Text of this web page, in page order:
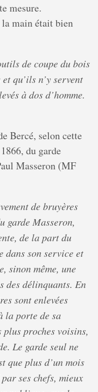
mesure.
la main était bien
de coupe du bois
qu’ils n’y servent
à dos d’homme.
Bercé, selon cette
du garde
Masseron (MF
de bruyères
garde Masseron,
de la part du
dans son service et
sinon même, une
des délinquants. En
sont enlevées
la porte de sa
proches voisins,
Le garde seul ne
que plus d’un mois
ses chefs, mieux